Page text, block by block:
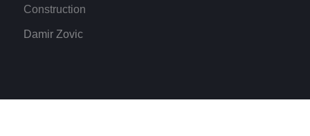
Construction
Damir Zovic